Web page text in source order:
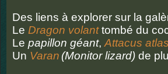
Des liens à explorer sur la
Le Dragon volanttombé du
Le papillon géant, Attacus atlas
Un Varan (Monitor lizard) de